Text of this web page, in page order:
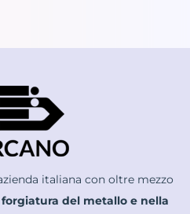
italiana con oltre mezzo
forgiatura del metallo e nella